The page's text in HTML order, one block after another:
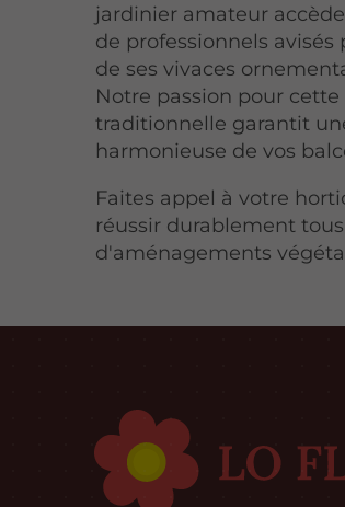
jardinier amateur
de professionnels
de ses vivaces
Notre passion pour
traditionnelle garantit
harmonieuse de vos
Faites appel à votre
réussir durablement
d'aménagements